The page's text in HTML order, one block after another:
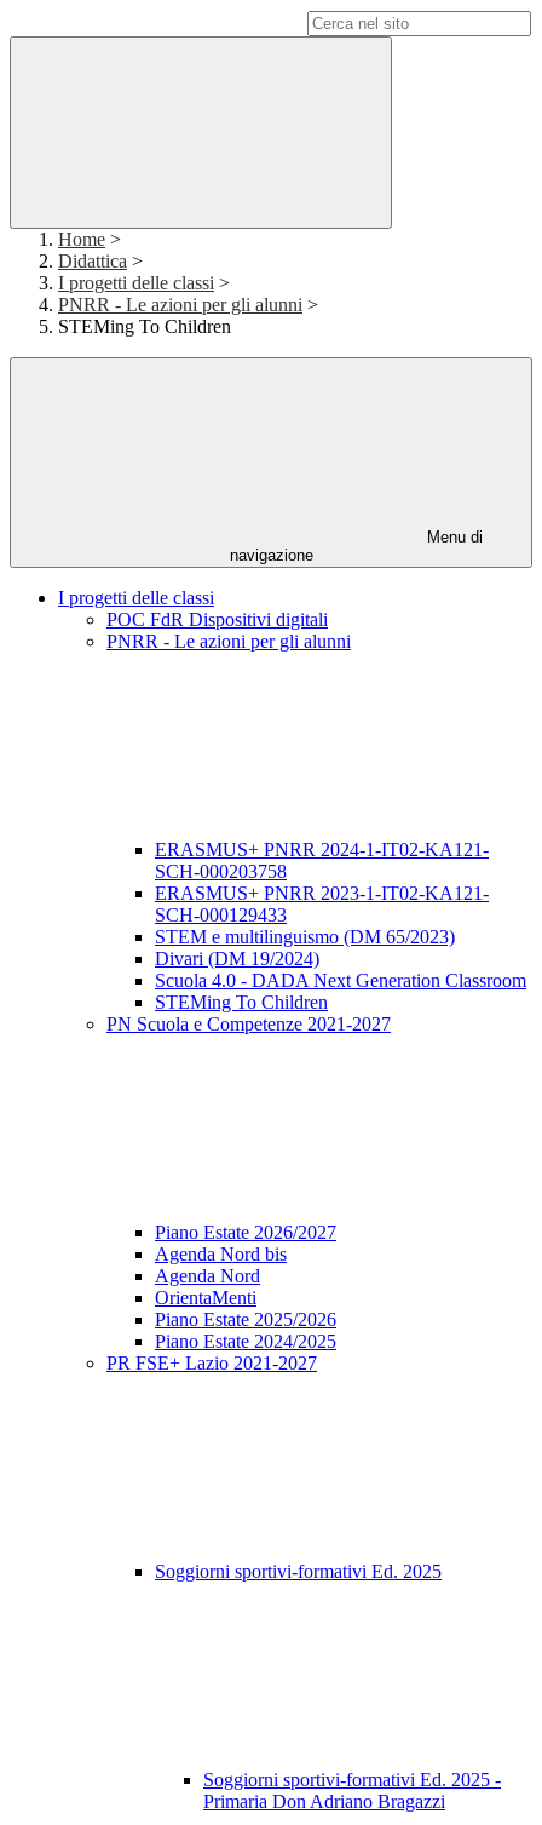
Home >
Didattica >
I progetti delle classi >
PNRR - Le azioni per gli alunni >
STEMing To Children
Menu di
navigazione
I progetti delle classi
POC FdR Dispositivi digitali
PNRR - Le azioni per gli alunni
ERASMUS+ PNRR 2024-1-IT02-KA121-
SCH-000203758
ERASMUS+ PNRR 2023-1-IT02-KA121-
SCH-000129433
STEM e multilinguismo (DM 65/2023)
Divari (DM 19/2024)
Scuola 4.0 - DADA Next Generation Classroom
STEMing To Children
PN Scuola e Competenze 2021-2027
Piano Estate 2026/2027
Agenda Nord bis
Agenda Nord
OrientaMenti
Piano Estate 2025/2026
Piano Estate 2024/2025
PR FSE+ Lazio 2021-2027
Soggiorni sportivi-formativi Ed. 2025
Soggiorni sportivi-formativi Ed. 2025 -
Primaria Don Adriano Bragazzi